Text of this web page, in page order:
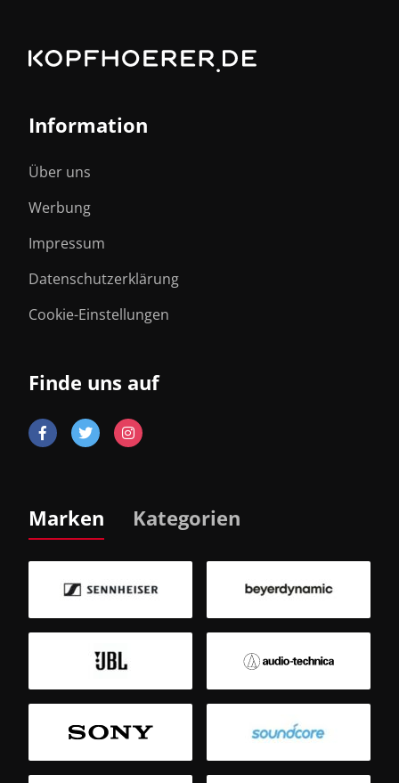
Information
Über uns
Werbung
Impressum
Datenschutzerklärung
Cookie-Einstellungen
Finde uns auf
Marken Kategorien